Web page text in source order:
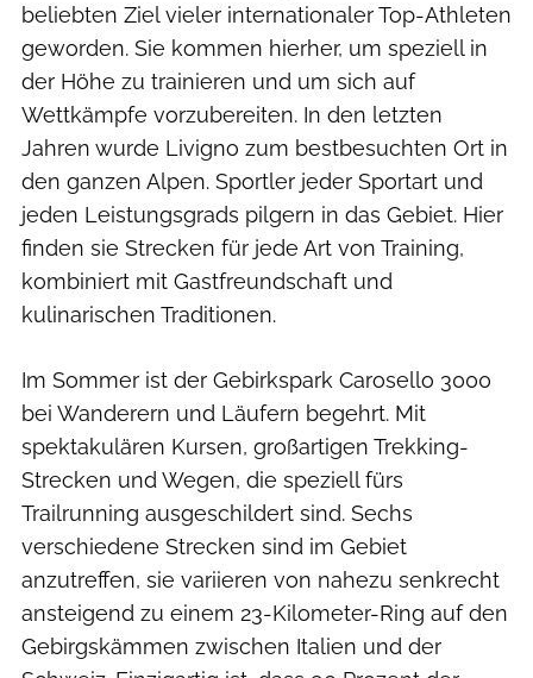
beliebten Ziel vieler internationaler Top-Athleten
geworden. Sie kommen hierher, um speziell in
der Höhe zu trainieren und um sich auf
Wettkämpfe vorzubereiten. In den letzten
Jahren wurde Livigno zum bestbesuchten Ort in
den ganzen Alpen. Sportler jeder Sportart und
jeden Leistungsgrads pilgern in das Gebiet. Hier
finden sie Strecken für jede Art von Training,
kombiniert mit Gastfreundschaft und
kulinarischen Traditionen.
Im Sommer ist der Gebirkspark Carosello 3000
bei Wanderern und Läufern begehrt. Mit
spektakulären Kursen, großartigen Trekking-
Strecken und Wegen, die speziell fürs
Trailrunning ausgeschildert sind. Sechs
verschiedene Strecken sind im Gebiet
anzutreffen, sie variieren von nahezu senkrecht
ansteigend zu einem 23-Kilometer-Ring auf den
Gebirgskämmen zwischen Italien und der